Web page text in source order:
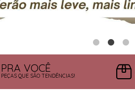
PRA VOCÊ
PEÇAS QUE SÃO TENDÊNCIAS!